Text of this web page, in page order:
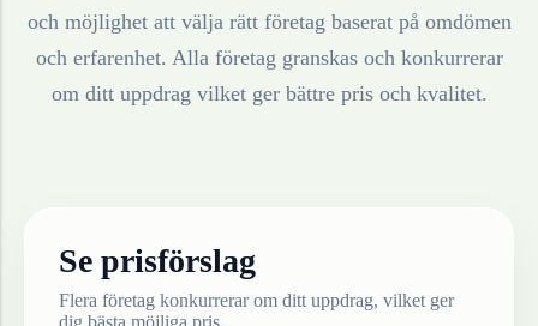
och möjlighet att välja rätt företag baserat på omdömen
och erfarenhet. Alla företag granskas och konkurrerar
om ditt uppdrag vilket ger bättre pris och kvalitet.
Se prisförslag
Flera företag konkurrerar om ditt uppdrag, vilket ger